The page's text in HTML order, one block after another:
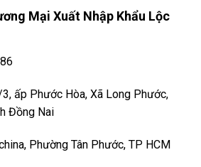
Mại Xuất Nhập Khẩu Lộc
ấp Phước Hòa, Xã Long Phước,
Đồng Nai
Phường Tân Phước, TP HCM